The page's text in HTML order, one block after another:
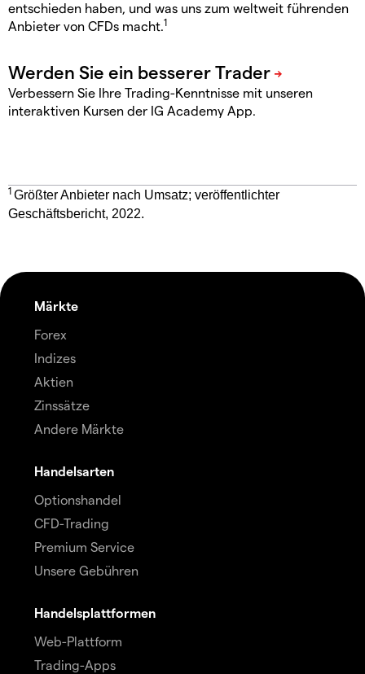
entschieden haben, und was uns zum weltweit führenden
Anbieter von CFDs macht.1
Verbessern Sie Ihre Trading-Kenntnisse mit unseren
interaktiven Kursen der IG Academy App.
1 Größter Anbieter nach Umsatz; veröffentlichter
Geschäftsbericht, 2022.
Märkte
Forex
Indizes
Aktien
Zinssätze
Andere Märkte
Handelsarten
Optionshandel
CFD-Trading
Premium Service
Unsere Gebühren
Handelsplattformen
Web-Plattform
Trading-Apps